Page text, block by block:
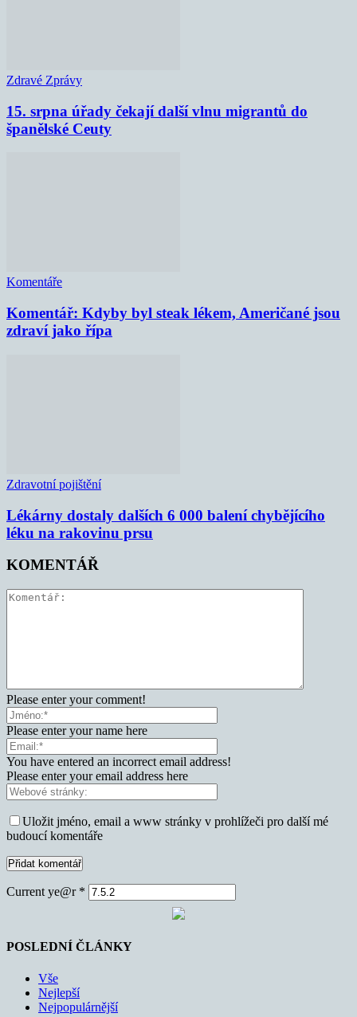
Zdravé Zprávy
15. srpna úřady čekají další vlnu migrantů do
španělské Ceuty
Komentáře
Komentář: Kdyby byl steak lékem, Američané jsou
zdraví jako řípa
Zdravotní pojištění
Lékárny dostaly dalších 6 000 balení chybějícího
léku na rakovinu prsu
KOMENTÁŘ
Please enter your comment!
Please enter your name here
You have entered an incorrect email address!
Please enter your email address here
Uložit jméno, email a www stránky v prohlížeči pro další mé
budoucí komentáře
Current ye@r *
POSLEDNÍ ČLÁNKY
Vše
Nejlepší
Nejpopulárnější